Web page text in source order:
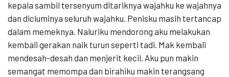
kepala sambil tersenyum ditariknya wajahku ke wajahnya
dan diciuminya seluruh wajahku. Penisku masih tertancap
dalam memeknya. Naluriku mendorong aku melakukan
kembali gerakan naik turun seperti tadi. Mak kembali
mendesah-desah dan menjerit kecil. Aku pun makin
semangat memompa dan birahiku makin terangsang